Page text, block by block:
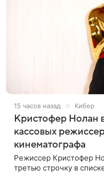
15 часов назад Кибер
Кристофер Нолан
кассовых
кинематографа
Режиссер Кристофер
третью строчку в